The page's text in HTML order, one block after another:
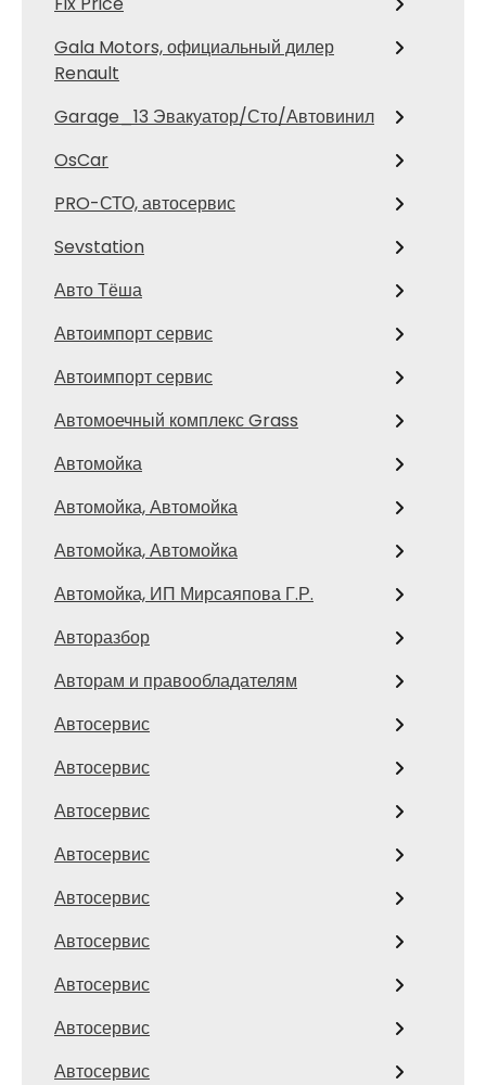
Gala Motors, официальный дилер
Renault
Garage_13 Эвакуатор/Сто/Автовинил
OsCar
PRO-СТО, автосервис
Sevstation
Авто Тёша
Автоимпорт сервис
Автоимпорт сервис
Автомоечный комплекс Grass
Автомойка
Автомойка, Автомойка
Автомойка, Автомойка
Автомойка, ИП Мирсаяпова Г.Р.
Авторазбор
Авторам и правообладателям
Автосервис
Автосервис
Автосервис
Автосервис
Автосервис
Автосервис
Автосервис
Автосервис
Автосервис